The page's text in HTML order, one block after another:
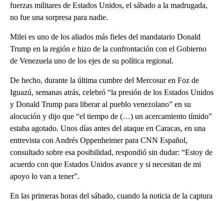
fuerzas militares de Estados Unidos, el sábado a la madrugada,
no fue una sorpresa para nadie.
Milei es uno de los aliados más fieles del mandatario Donald
Trump en la región e hizo de la confrontación con el Gobierno
de Venezuela uno de los ejes de su política regional.
De hecho, durante la última cumbre del Mercosur en Foz de
Iguazú, semanas atrás, celebró “la presión de los Estados Unidos
y Donald Trump para liberar al pueblo venezolano” en su
alocución y dijo que “el tiempo de (…) un acercamiento tímido”
estaba agotado. Unos días antes del ataque en Caracas, en una
entrevista con Andrés Oppenheimer para CNN Español,
consultado sobre esa posibilidad, respondió sin dudar: “Estoy de
acuerdo con que Estados Unidos avance y si necesitan de mi
apoyo lo van a tener”.
En las primeras horas del sábado, cuando la noticia de la captura